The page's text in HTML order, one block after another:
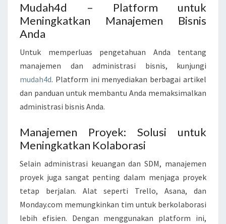
Mudah4d – Platform untuk
Meningkatkan Manajemen Bisnis
Anda
Untuk memperluas pengetahuan Anda tentang
manajemen dan administrasi bisnis, kunjungi
mudah4d. Platform ini menyediakan berbagai artikel
dan panduan untuk membantu Anda memaksimalkan
administrasi bisnis Anda.
Manajemen Proyek: Solusi untuk
Meningkatkan Kolaborasi
Selain administrasi keuangan dan SDM, manajemen
proyek juga sangat penting dalam menjaga proyek
tetap berjalan. Alat seperti Trello, Asana, dan
Monday.com memungkinkan tim untuk berkolaborasi
lebih efisien. Dengan menggunakan platform ini,